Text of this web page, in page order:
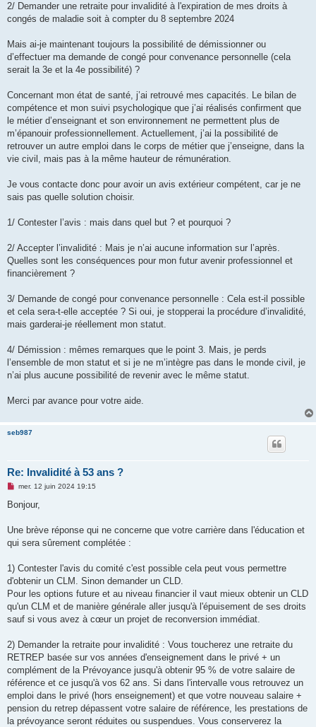
2/ Demander une retraite pour invalidité à l'expiration de mes droits à
congés de maladie soit à compter du 8 septembre 2024
Mais ai-je maintenant toujours la possibilité de démissionner ou
d’effectuer ma demande de congé pour convenance personnelle (cela
serait la 3e et la 4e possibilité) ?
Concernant mon état de santé, j’ai retrouvé mes capacités. Le bilan de
compétence et mon suivi psychologique que j’ai réalisés confirment que
le métier d’enseignant et son environnement ne permettent plus de
m’épanouir professionnellement. Actuellement, j’ai la possibilité de
retrouver un autre emploi dans le corps de métier que j’enseigne, dans la
vie civil, mais pas à la même hauteur de rémunération.
Je vous contacte donc pour avoir un avis extérieur compétent, car je ne
sais pas quelle solution choisir.
1/ Contester l’avis : mais dans quel but ? et pourquoi ?
2/ Accepter l’invalidité : Mais je n’ai aucune information sur l’après.
Quelles sont les conséquences pour mon futur avenir professionnel et
financièrement ?
3/ Demande de congé pour convenance personnelle : Cela est-il possible
et cela sera-t-elle acceptée ? Si oui, je stopperai la procédure d’invalidité,
mais garderai-je réellement mon statut.
4/ Démission : mêmes remarques que le point 3. Mais, je perds
l’ensemble de mon statut et si je ne m’intègre pas dans le monde civil, je
n’ai plus aucune possibilité de revenir avec le même statut.
Merci par avance pour votre aide.
seb987
Re: Invalidité à 53 ans ?
M
s
g
n
u
mer. 12 juin 2024 19:15
Bonjour,
Une brève réponse qui ne concerne que votre carrière dans l'éducation et
qui sera sûrement complétée :
1) Contester l'avis du comité c'est possible cela peut vous permettre
d'obtenir un CLM. Sinon demander un CLD.
Pour les options future et au niveau financier il vaut mieux obtenir un CLD
qu'un CLM et de manière générale aller jusqu'à l'épuisement de ses droits
sauf si vous avez à cœur un projet de reconversion immédiat.
2) Demander la retraite pour invalidité : Vous toucherez une retraite du
RETREP basée sur vos années d'enseignement dans le privé + un
complément de la Prévoyance jusqu'à obtenir 95 % de votre salaire de
référence et ce jusqu'à vos 62 ans. Si dans l'intervalle vous retrouvez un
emploi dans le privé (hors enseignement) et que votre nouveau salaire +
pension du retrep dépassent votre salaire de référence, les prestations de
la prévoyance seront réduites ou suspendues. Vous conserverez la